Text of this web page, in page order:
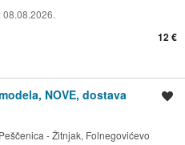
08.08.2026.
12 €
NOVE, dostava
Peščenica - Žitnjak, Folnegovićevo